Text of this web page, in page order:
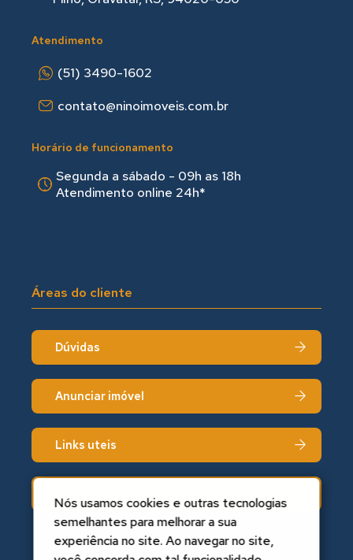
Atendimento
(51) 3490-1602
contato@ninoimoveis.com.br
Horário de funcionamento
Segunda a sábado - 09h as 18hㅤㅤ
Atendimento online 24h*
Áreas do cliente
Dúvidas
Anunciar imóvel
Links uteis
Nós usamos cookies e outras tecnologias
semelhantes para melhorar a sua
experiência no site. Ao navegar no site,